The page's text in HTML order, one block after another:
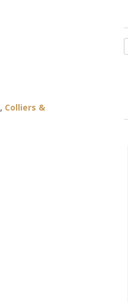
, Colliers &